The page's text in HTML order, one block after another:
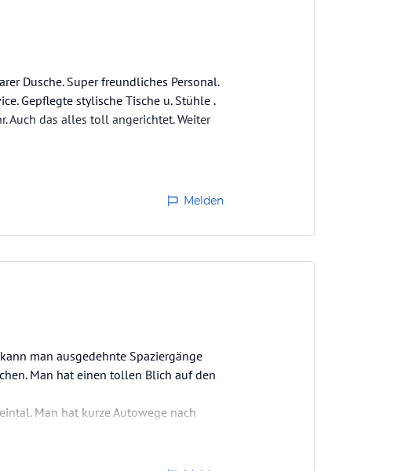
Dusche. Super freundliches Personal.
Gepflegte stylische Tische u. Stühle .
Auch das alles toll angerichtet. Weiter
Melden
man ausgedehnte Spaziergänge
Man hat einen tollen Blich auf den
Man hat kurze Autowege nach